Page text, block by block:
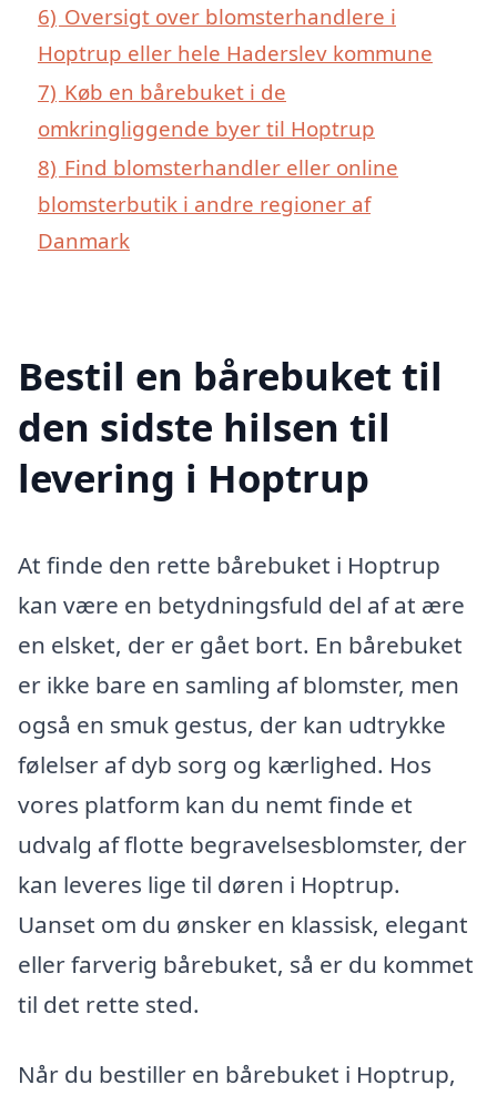
6) Oversigt over blomsterhandlere i
Hoptrup eller hele Haderslev kommune
7) Køb en bårebuket i de
omkringliggende byer til Hoptrup
8) Find blomsterhandler eller online
blomsterbutik i andre regioner af
Danmark
Bestil en bårebuket til
den sidste hilsen til
levering i Hoptrup
At finde den rette bårebuket i Hoptrup
kan være en betydningsfuld del af at ære
en elsket, der er gået bort. En bårebuket
er ikke bare en samling af blomster, men
også en smuk gestus, der kan udtrykke
følelser af dyb sorg og kærlighed. Hos
vores platform kan du nemt finde et
udvalg af flotte begravelsesblomster, der
kan leveres lige til døren i Hoptrup.
Uanset om du ønsker en klassisk, elegant
eller farverig bårebuket, så er du kommet
til det rette sted.
Når du bestiller en bårebuket i Hoptrup,